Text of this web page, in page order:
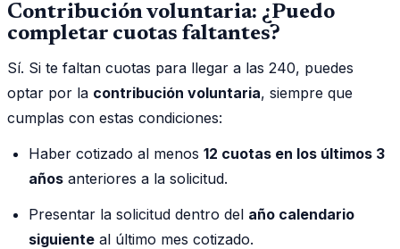
Contribución voluntaria: ¿Puedo
completar cuotas faltantes?
Sí. Si te faltan cuotas para llegar a las 240, puedes
optar por la contribución voluntaria, siempre que
cumplas con estas condiciones:
Haber cotizado al menos 12 cuotas en los últimos 3
años anteriores a la solicitud.
Presentar la solicitud dentro del año calendario
siguiente al último mes cotizado.